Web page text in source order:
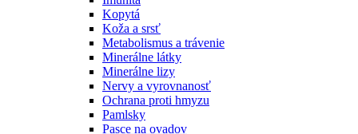
Kopytá
Koža a srsť
Metabolismus a trávenie
Minerálne látky
Minerálne lizy
Nervy a vyrovnanosť
Ochrana proti hmyzu
Pamlsky
Pasce na ovadov